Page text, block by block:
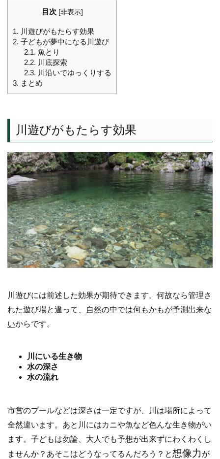
目次 [非表示]
1. 川遊びがもたらす効果
2. 子どもが夢中になる川遊び
2.1. 魚とり
2.2. 川底探索
2.3. 川沿いでゆっくりする
3. まとめ
川遊びがもたらす効果
川遊びには前述した効果が期待できます。何故なら管理さ
れた遊び場と違って、
自然の中では何もかもが予測出来な
いからです。
川にいる生き物
水の深さ
水の流れ
市営のプールなどは深さは一定ですが、川は場所によって
全然違います。あと川にはカニや魚など色んな生き物がい
ます。子どもは勿論、大人でも予想が出来ずにわくわくし
ませんか？あそこはどうなってるんだろう？と想像力 が